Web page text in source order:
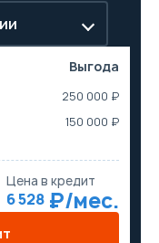
Выгода
250 000 ₽
150 000 ₽
Цена в кредит
6 528